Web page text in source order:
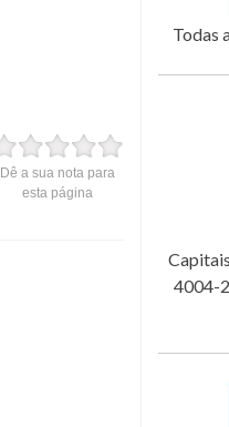
Dê a sua nota para
esta página
Todas
4004-